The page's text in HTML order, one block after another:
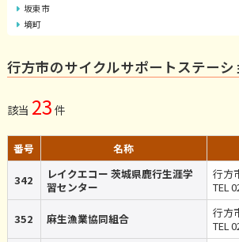
坂東市
境町
行方市のサイクルサポートステーシ
該当 23 件
番号 名称
342
レイクエコー 茨城県鹿行生涯学
習センター
行方
TEL
352 麻生漁業協同組合
行方
TEL